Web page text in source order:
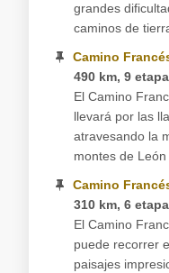
grandes
caminos de
Camino
490 km, 9
El Camino
llevará por las
atravesando la
montes de León
Camino
310 km, 6
El Camino
puede recorrer
paisajes